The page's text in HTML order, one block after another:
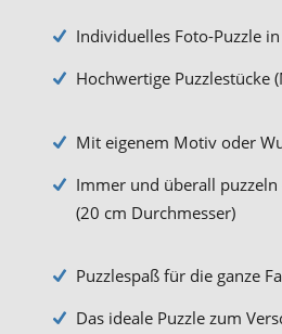
Individuelles Foto-Puzzle
Hochwertige Puzzlestücke
Mit eigenem Motiv oder
Immer und überall
(20 cm Durchmesser)
Puzzlespaß für die ganze
Das ideale Puzzle zum